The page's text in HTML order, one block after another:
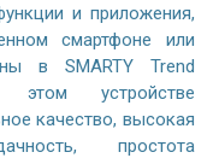
и приложения,
смартфоне или
в SMARTY Trend
этом устройстве
качество, высокая
простота